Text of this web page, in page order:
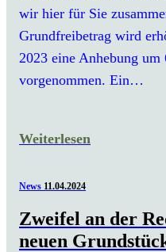
wir hier für Sie
Grundfreibetrag wird
2023 eine Anhebung
vorgenommen. Ein…
Weiterlesen
News 11.04.2024
Zweifel an der
neuen